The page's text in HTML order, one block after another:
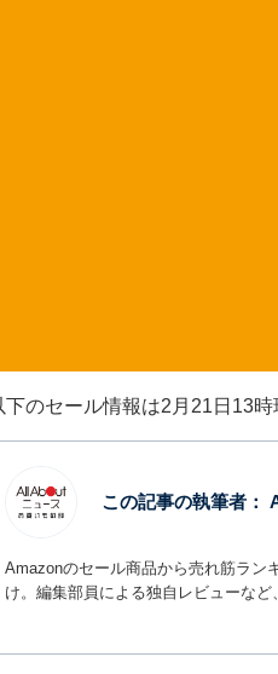
のセール情報は2月21日13時
この記事の執筆者：
Amazonのセール商品から売れ筋ラン
け。編集部員による独自レビューなど